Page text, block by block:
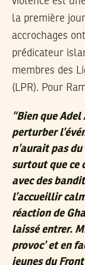
la première
accrochages
prédicateur
membres des
(LPR). Pour
“Bien que
perturber
n’aurait pas
surtout que ce
avec des
l’accueillir
réaction de
laissé entrer.
provoc’ et en
jeunes du